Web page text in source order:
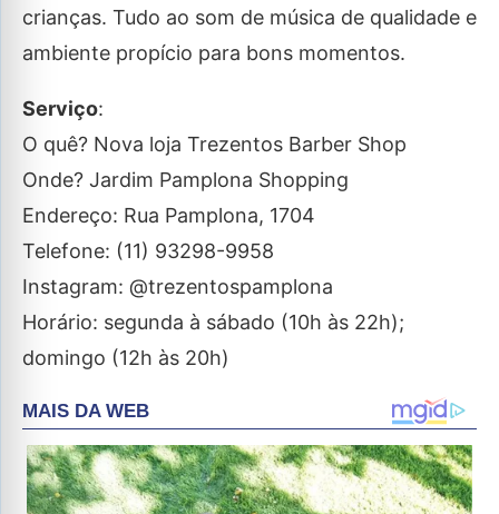
crianças. Tudo ao som de música de qualidade e
ambiente propício para bons momentos.
Serviço:
O quê? Nova loja Trezentos Barber Shop
Onde? Jardim Pamplona Shopping
Endereço: Rua Pamplona, 1704
Telefone: (11) 93298-9958
Instagram: @trezentospamplona
Horário: segunda à sábado (10h às 22h);
domingo (12h às 20h)